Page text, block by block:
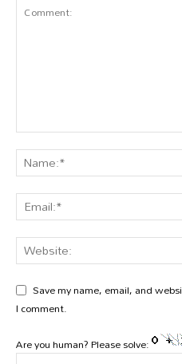
Save my name, email, and
I comment.
Are you human? Please solve: